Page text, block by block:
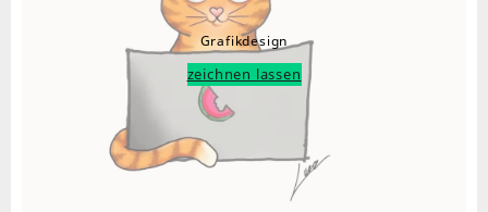
Grafikdesign
zeichnen lassen